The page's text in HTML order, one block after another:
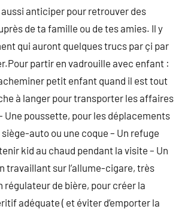
anticiper pour retrouver des
de ta famille ou de tes amies. Il y
qui auront quelques trucs par çi par
partir en vadrouille avec enfant :
petit enfant quand il est tout
à langer pour transporter les affaires
Une poussette, pour les déplacements
auto ou une coque – Un refuge
kid au chaud pendant la visite – Un
travaillant sur l’allume-cigare, très
régulateur de bière, pour créer la
adéquate ( et éviter d’emporter la